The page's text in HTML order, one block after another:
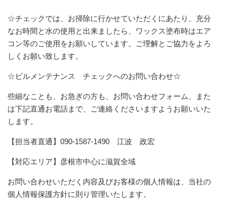
☆チェックでは、お掃除に行かせていただくにあたり、充分
なお時間と水の使用と出来ましたら、ワックス塗布時はエア
コン等のご使用をお願いしています。ご理解とご協力をよろ
しくお願い致します。
☆ビルメンテナンス チェックへのお問い合わせ☆
些細なことも、お急ぎの方も、お問い合わせフォーム、また
は下記直通お電話まで、ご連絡くださいますようお願いいた
します。
【担当者直通】090-1587-1490 江波 政宏
【対応エリア】彦根市中心に滋賀全域
お問い合わせいただく内容及びお客様の個人情報は、当社の
個人情報保護方針に則り管理いたします。